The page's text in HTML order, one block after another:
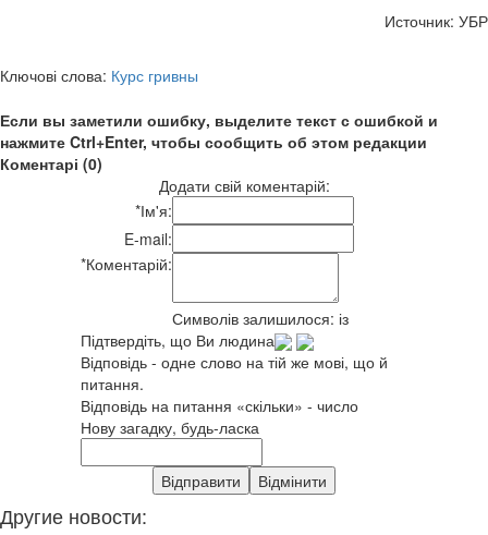
Источник: УБР
Ключові слова: Курс гривны
Если вы заметили ошибку, выделите текст с ошибкой и
нажмите Ctrl+Enter, чтобы сообщить об этом редакции
Коментарі (0)
Додати свій коментарій:
*Ім'я:
E-mail:
*Коментарій:
Символів залишилося: із
Підтвердіть, що Ви людина
Відповідь - одне слово на тій же мові, що й
питання.
Відповідь на питання «скільки» - число
Нову загадку, будь-ласка
Другие новости: